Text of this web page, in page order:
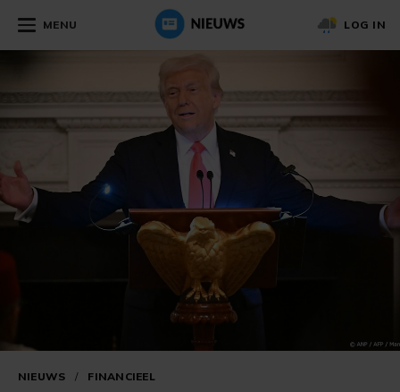
MENU LOG IN
NIEUWS / FINANCIEEL